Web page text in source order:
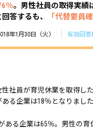
％。男性社員の取得実績
回答するも、 「代替要員確
年1月30日（火） 有効回答
社員が育児休業を取得し
る企業は18％となりました
ある企業は65％。男性の